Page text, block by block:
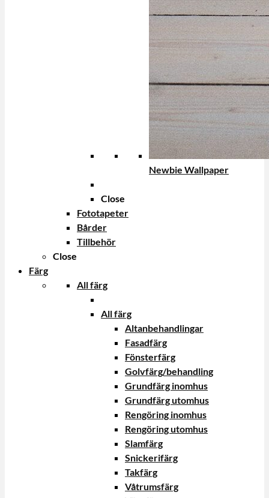
Newbie Wallpaper
Close
Fototapeter
Bårder
Tillbehör
Close
Färg
All färg
All färg
Altanbehandlingar
Fasadfärg
Fönsterfärg
Golvfärg/behandling
Grundfärg inomhus
Grundfärg utomhus
Rengöring inomhus
Rengöring utomhus
Slamfärg
Snickerifärg
Takfärg
Våtrumsfärg